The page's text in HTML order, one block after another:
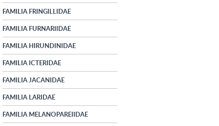
FAMILIA FRINGILLIDAE
FAMILIA FURNARIIDAE
FAMILIA HIRUNDINIDAE
FAMILIA ICTERIDAE
FAMILIA JACANIDAE
FAMILIA LARIDAE
FAMILIA MELANOPAREIIDAE